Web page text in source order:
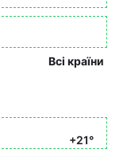
Всі країни
+21°